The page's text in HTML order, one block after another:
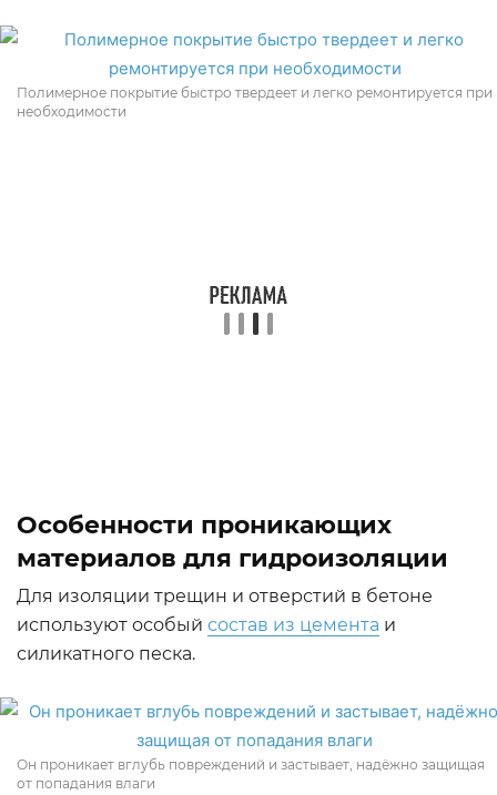
Полимерное покрытие быстро твердеет и легко ремонтируется при
необходимости
Особенности проникающих
материалов для гидроизоляции
Для изоляции трещин и отверстий в бетоне
используют особый состав из цемента и
силикатного песка.
Он проникает вглубь повреждений и застывает, надёжно защищая
от попадания влаги